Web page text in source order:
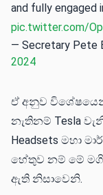
and fully engaged
pic.twitter.com/
— Secretary Pete
2024
ඒ අනුව විශේෂයෙන්ම
නැතිනම් Tesla
Headsets මහා
හේතුව නම් මේ
ඇති නිසාවෙනි.